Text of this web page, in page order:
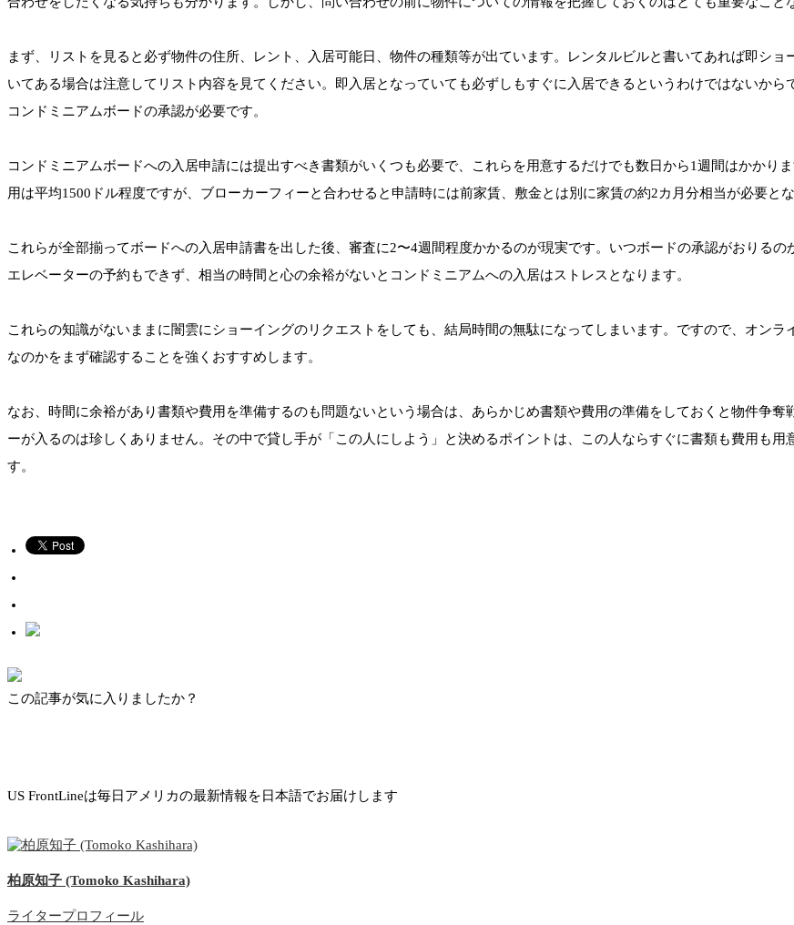
まず、リストを見ると必ず物件の住所、レント、入居可能日、物件の種類等が出ています。レンタルビルと書いてあれば即シ
いてある場合は注意してリスト内容を見てください。即入居となっていても必ずしもすぐに入居できるというわけではないか
コンドミニアムボードの承認が必要です。
コンドミニアムボードへの入居申請には提出すべき書類がいくつも必要で、これらを用意するだけでも数日から1週間はかかり
用は平均1500ドル程度ですが、ブローカーフィーと合わせると申請時には前家賃、敷金とは別に家賃の約2カ月分相当が必要とな
これらが全部揃ってボードへの入居申請書を出した後、審査に2〜4週間程度かかるのが現実です。いつボードの承認がおりる
エレベーターの予約もできず、相当の時間と心の余裕がないとコンドミニアムへの入居はストレスとなります。
これらの知識がないままに闇雲にショーイングのリクエストをしても、結局時間の無駄になってしまいます。ですので、オン
なのかをまず確認することを強くおすすめします。
なお、時間に余裕があり書類や費用を準備するのも問題ないという場合は、あらかじめ書類や費用の準備をしておくと物件争
ーが入るのは珍しくありません。その中で貸し手が「この人にしよう」と決めるポイントは、この人ならすぐに書類も費用も
す。
この記事が気に入りましたか？
US FrontLineは毎日アメリカの最新情報を日本語でお届けします
柏原知子 (Tomoko Kashihara)
ライタープロフィール